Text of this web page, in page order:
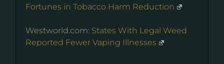
Fortunes in Tobacco Harm Reduction
Westworld.com: States With Legal Weed
Reported Fewer Vaping Illnesses